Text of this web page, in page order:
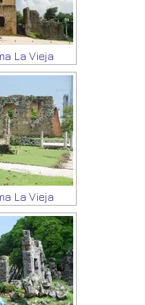
La Vieja
La Vieja